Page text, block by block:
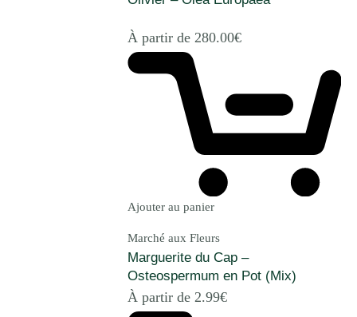
À partir de 280.00€
Ajouter au panier
Marché aux Fleurs
Marguerite du Cap –
Osteospermum en Pot (Mix)
À partir de 2.99€